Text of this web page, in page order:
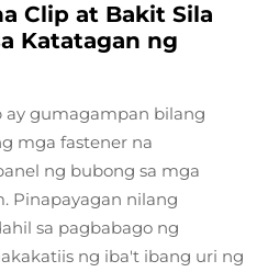
Clip at Bakit Sila
Katatagan ng
gumagampan bilang
mga fastener na
ng bubong sa mga
Pinapayagan nilang
sa pagbabago ng
ng iba't ibang uri ng